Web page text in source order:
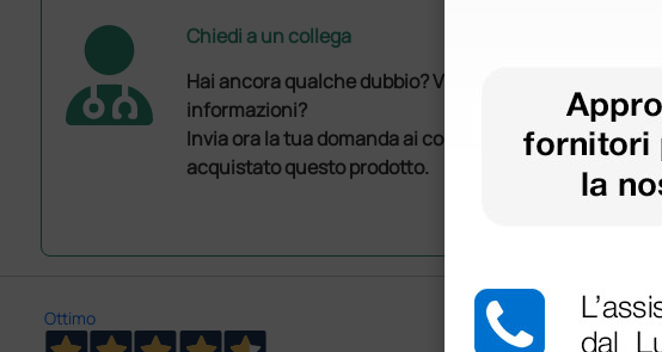
Chiedi a un collega
Hai ancora qualche dubbio? Vuoi ulteriori
informazioni?
Invia ora la tua domanda ai colleghi che hanno già
acquistato questo prodotto.
Ottimo